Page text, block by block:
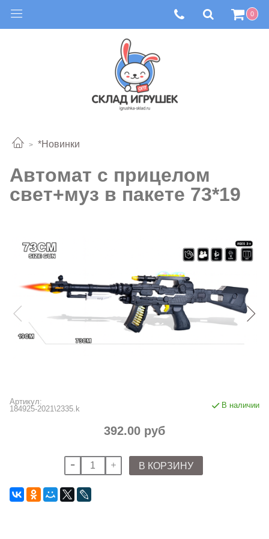
0
*Новинки
Автомат с прицелом
свет+муз в пакете 73*19
Артикул:
184925-2021\2335.k
В наличии
392.00 руб
В КОРЗИНУ